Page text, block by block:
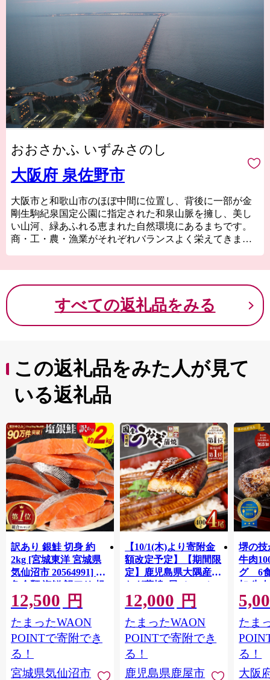
おおさかふ いずみさのし
大阪府 泉佐野市
大阪市と和歌山市のほぼ中間に位置し、背後に一部が金
剛生駒紀泉国定公園に指定された和泉山脈を擁し、美し
い山河、緑あふれる恵まれた自然環境にあるまちです。
商・工・農・漁業がそれぞれバランスよく栄えてきまし
結ぶ玄関都市として、21世紀にふさわしい国際都市をめ
ざしてまちづくりに取り組んでいます。
すべての返礼品をみる
この返礼品をみた人が見て
いる返礼品
訳あり 銀鮭 切身 約
2kg [宮城東洋 宮城県
気仙沼市 20564991] 鮭
魚介類 海鮮 訳アリ 規
格外 不揃い さけ サケ
鮭切身 シャケ 切り身
冷凍 家庭用 おかず 弁
当 支援 サーモン 銀鮭
切り身 魚 わけあり
12,500 円
たまったWAON
POINTで寄附でき
る！
宮城県気仙沼市
【10/1(木)より寄附金
額改定予定】【期間限
定】鹿児島県大隅産う
なぎ蒲焼4尾（400g）
12,000 円
たまったWAON
POINTで寄附でき
る！
鹿児島県鹿屋市
堺の技
牛肉
グ 6
加 牛
ット 6
メ 温
菜 簡
すめ
取り
料 ふ
堺市】
たま
る！
大阪